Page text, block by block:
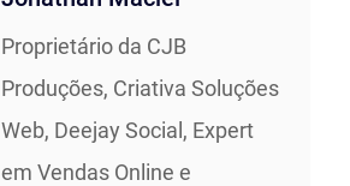
Proprietário da CJB
Produções, Criativa Soluções
Web, Deejay Social, Expert
em Vendas Online e